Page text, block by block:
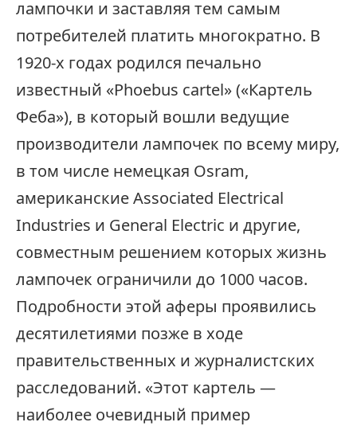
лампочки и заставляя тем самым
потребителей платить многократно. В
1920-х годах родился печально
известный «Phoebus cartel» («Картель
Феба»), в который вошли ведущие
производители лампочек по всему миру,
в том числе немецкая Osram,
американские Associated Electrical
Industries и General Electric и другие,
совместным решением которых жизнь
лампочек ограничили до 1000 часов.
Подробности этой аферы проявились
десятилетиями позже в ходе
правительственных и журналистских
расследований. «Этот картель —
наиболее очевидный пример